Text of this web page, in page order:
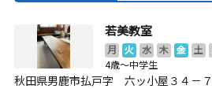
若美教室
月 火 水 木 金 土
4歳～中学生
秋田県男鹿市払戸字 六ッ小屋３４－７